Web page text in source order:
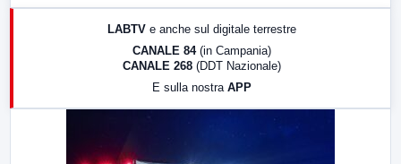
LABTV e anche sul digitale terrestre
CANALE 84 (in Campania)
CANALE 268 (DDT Nazionale)
E sulla nostra APP